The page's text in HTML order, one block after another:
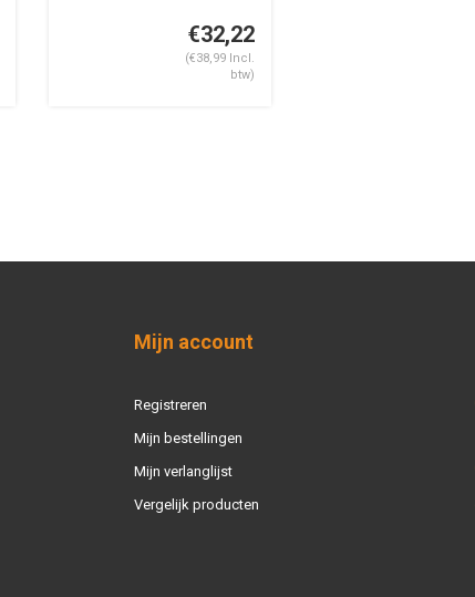
€32,22
(€38,99 Incl.
btw)
Mijn account
Registreren
Mijn bestellingen
Mijn verlanglijst
Vergelijk producten